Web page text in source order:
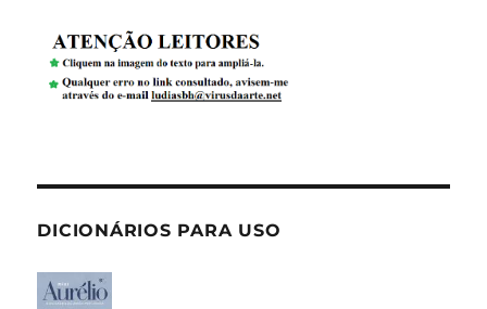
DICIONÁRIOS PARA USO